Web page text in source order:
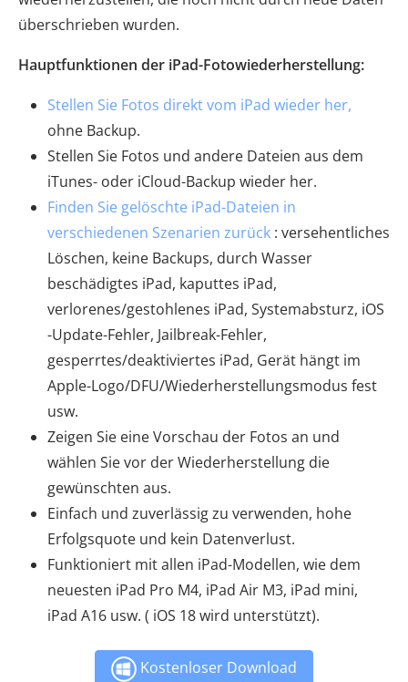
überschrieben wurden.
Hauptfunktionen der iPad-Fotowiederherstellung:
Stellen Sie Fotos direkt vom iPad wieder her,
ohne Backup.
Stellen Sie Fotos und andere Dateien aus dem
iTunes- oder iCloud-Backup wieder her.
Finden Sie gelöschte iPad-Dateien in
verschiedenen Szenarien zurück : versehentliches
Löschen, keine Backups, durch Wasser
beschädigtes iPad, kaputtes iPad,
verlorenes/gestohlenes iPad, Systemabsturz, iOS
-Update-Fehler, Jailbreak-Fehler,
gesperrtes/deaktiviertes iPad, Gerät hängt im
Apple-Logo/DFU/Wiederherstellungsmodus fest
usw.
Zeigen Sie eine Vorschau der Fotos an und
wählen Sie vor der Wiederherstellung die
gewünschten aus.
Einfach und zuverlässig zu verwenden, hohe
Erfolgsquote und kein Datenverlust.
Funktioniert mit allen iPad-Modellen, wie dem
neuesten iPad Pro M4, iPad Air M3, iPad mini,
iPad A16 usw. ( iOS 18 wird unterstützt).
Kostenloser Download